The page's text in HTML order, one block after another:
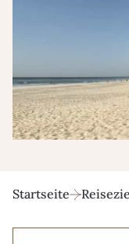
Startseite